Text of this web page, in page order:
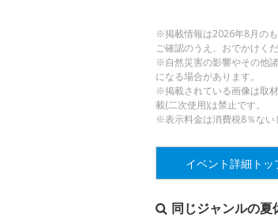
※掲載情報は2026年8月の
ご確認のうえ、おでかけくだ
※自然災害の影響やその他
になる場合があります。
※掲載されている画像は取
載(二次使用)は禁止です。
※表示料金は消費税8％ない
イベント詳細 トッ
同じジャンルの夏